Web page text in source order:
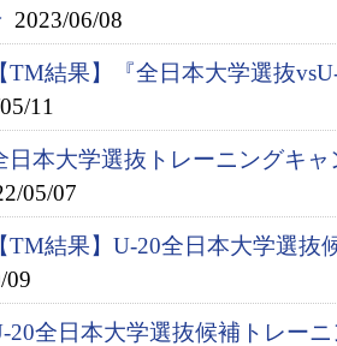
2023/06/08
【TM結果】『全日本大学選抜
11
日本大学選抜トレーニングキ
05/07
【TM結果】U-20全日本大学選抜
09
20全日本大学選抜候補トレー